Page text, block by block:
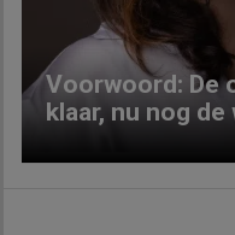
Voorwoord: De
klaar, nu nog de